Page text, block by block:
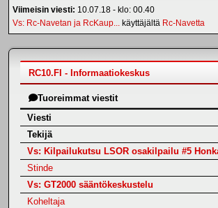
Viimeisin viesti: 10.07.18 - klo: 00.40
Vs: Rc-Navetan ja RcKaup... käyttäjältä Rc-Navetta
RC10.FI - Informaatiokeskus
Tuoreimmat viestit
Viesti
Tekijä
Vs: Kilpailukutsu LSOR osakilpailu #5
Stinde
Vs: GT2000 sääntökeskustelu
Koheltaja